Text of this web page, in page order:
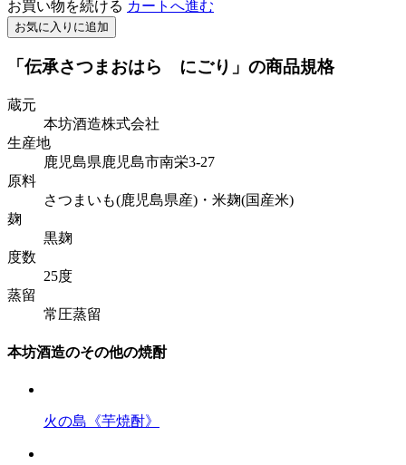
お買い物を続ける カートへ進む
お気に入りに追加
「伝承さつまおはら にごり」の商品規格
蔵元
本坊酒造株式会社
生産地
鹿児島県鹿児島市南栄3-27
原料
さつまいも(鹿児島県産)・米麹(国産米)
麹
黒麹
度数
25度
蒸留
常圧蒸留
本坊酒造のその他の焼酎
火の島《芋焼酎》